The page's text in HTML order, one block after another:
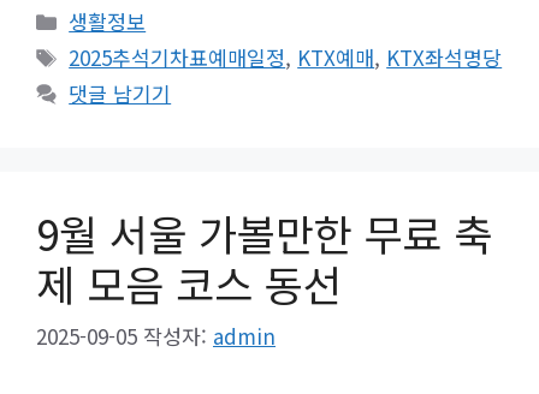
카
테
고
리
생활정보
태
그
2025추석기차표예매일정, KTX예매, KTX좌석명당
댓글 남기기
9월 서울 가볼만한 무료 축
제 모음 코스 동선
2025-09-05 작성자: admin